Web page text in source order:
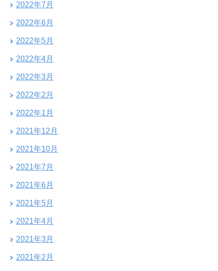
2022年7月
2022年6月
2022年5月
2022年4月
2022年3月
2022年2月
2022年1月
2021年12月
2021年10月
2021年7月
2021年6月
2021年5月
2021年4月
2021年3月
2021年2月